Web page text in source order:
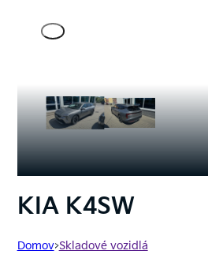
KIA K4SW
Domov>Skladové vozidlá